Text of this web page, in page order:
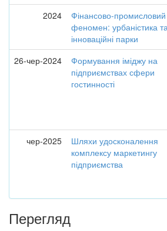
2024
Фінансово-промисловий
феномен: урбаністика
інноваційні парки
26-чер-2024
Формування іміджу на
підприємствах сфери
гостинності
чер-2025
Шляхи удосконалення
комплексу маркетингу
підприємства
Перегляд